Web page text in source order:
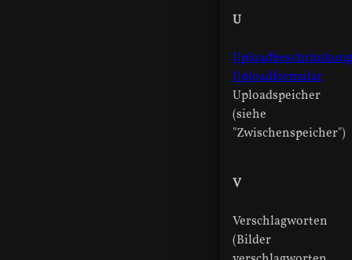
U
Uploadformular
Uploadspeicher
(siehe
"Zwischenspeicher")
V
Verschlagworten
(Bilder